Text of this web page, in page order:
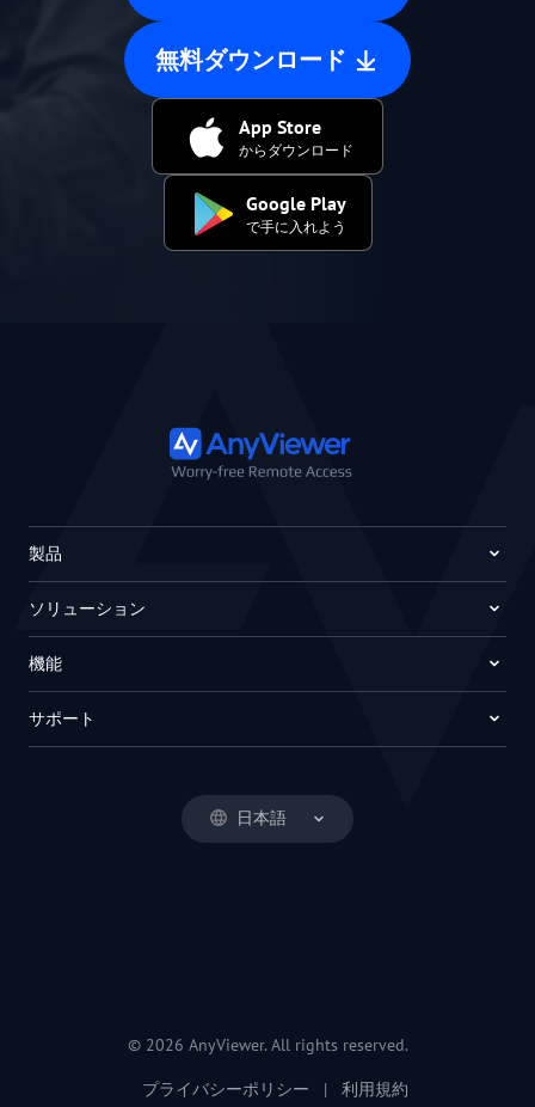
コントロール遷移
インスタント：任意のサムネイ
無料ダウンロード
App Store
からダウンロード
Google Play
で手に入れよう
日本語
製品
ソリューション
機能
サポート
© 2026 AnyViewer. All rights reserved.
プライバシーポリシー | 利用規約